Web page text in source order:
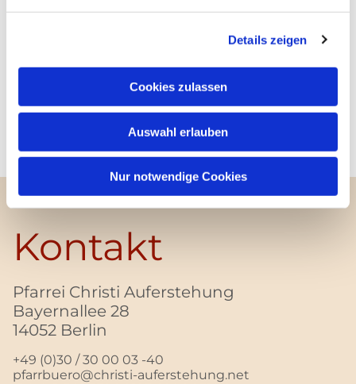
Details zeigen
Cookies zulassen
Auswahl erlauben
Nur notwendige Cookies
Kontakt
Pfarrei Christi Auferstehung
Bayernallee 28
14052 Berlin
+49 (0)30 / 30 00 03 -40
pfarrbuero@christi-auferstehung.net